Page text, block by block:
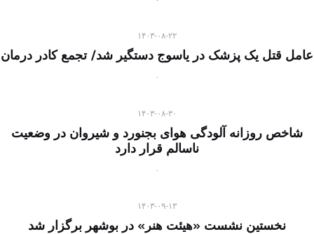
۱۴۰۳-۰۸-۲۲
عامل قتل یک پزشک در یاسوج دستگیر شد/ تجمع کادر درمان
۱۴۰۳-۰۸-۳۰
شاخص روزانه آلودگی هوای بجنورد و شیروان در وضعیت
ناسالم قرار دارد
۱۴۰۳-۰۹-۱۳
نخستین نشست «هیئت هنر» در بوشهر برگزار شد